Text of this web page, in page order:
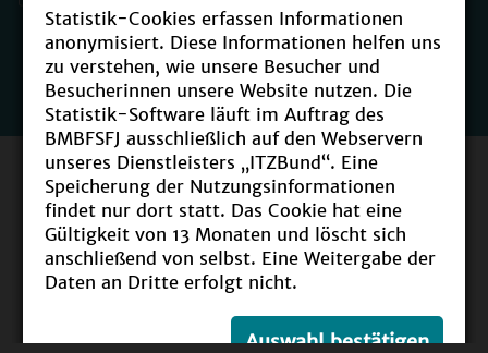
Statistik-Cookies erfassen Informationen
anonymisiert. Diese Informationen helfen uns
zu verstehen, wie unsere Besucher und
Besucherinnen unsere Website nutzen. Die
Statistik-Software läuft im Auftrag des
BMBFSFJ ausschließlich auf den Webservern
unseres Dienstleisters „ITZBund“. Eine
Speicherung der Nutzungsinformationen
findet nur dort statt. Das Cookie hat eine
Gültigkeit von 13 Monaten und löscht sich
anschließend von selbst. Eine Weitergabe der
Daten an Dritte erfolgt nicht.
Auswahl bestätigen